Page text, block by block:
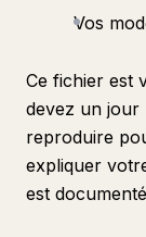
Vos
Ce fichier est
devez un
reproduire
expliquer
est